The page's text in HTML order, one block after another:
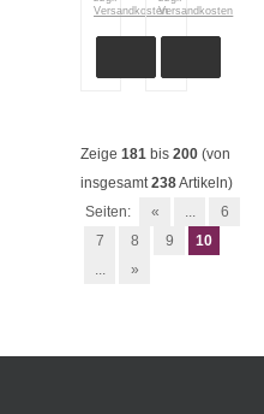
VersandkostenVersandkosten
Zeige 181 bis 200 (von
insgesamt238Artikeln)
Seiten:
« ...
6
7
8 9
10
...
»